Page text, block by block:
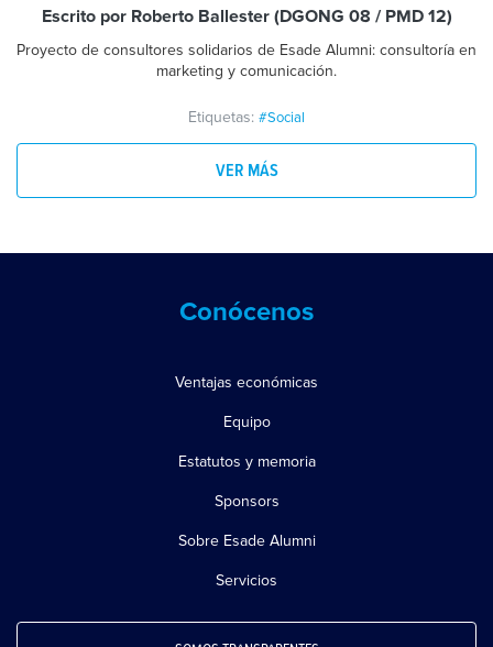
Escrito por Roberto Ballester (DGONG 08 / PMD 12)
Proyecto de consultores solidarios de Esade Alumni: consultoría en
marketing y comunicación.
Etiquetas: #Social
VER MÁS
Conócenos
Ventajas económicas
Equipo
Estatutos y memoria
Sponsors
Sobre Esade Alumni
Servicios